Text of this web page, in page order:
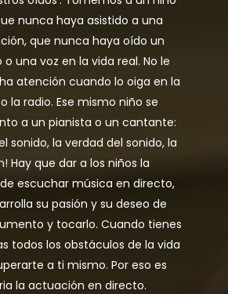
nunca haya asistido a una
que nunca haya oído un
una voz en la vida real. No le
atención cuando lo oiga en la
la radio. Ese mismo niño se
a un pianista o un cantante:
sonido, la verdad del sonido, la
Hay que dar a los niños la
escuchar música en directo,
su pasión y su deseo de
y tocarlo. Cuando tienes
todos los obstáculos de la vida
a ti mismo. Por eso es
la actuación en directo.